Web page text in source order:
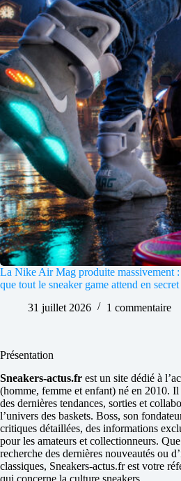
La Nike Air Mag produite massivement :
que tout le sneaker game attend en secret
31 juillet 2026
1 commentaire
Présentation
Sneakers-actus.fr est un site dédié à
(homme, femme et enfant) né en 2010.
des dernières tendances, sorties et
l’univers des baskets. Boss, son
critiques détaillées, des informations
pour les amateurs et collectionneurs.
recherche des dernières nouveautés ou
classiques, Sneakers-actus.fr est votre
qui concerne la culture sneakers.